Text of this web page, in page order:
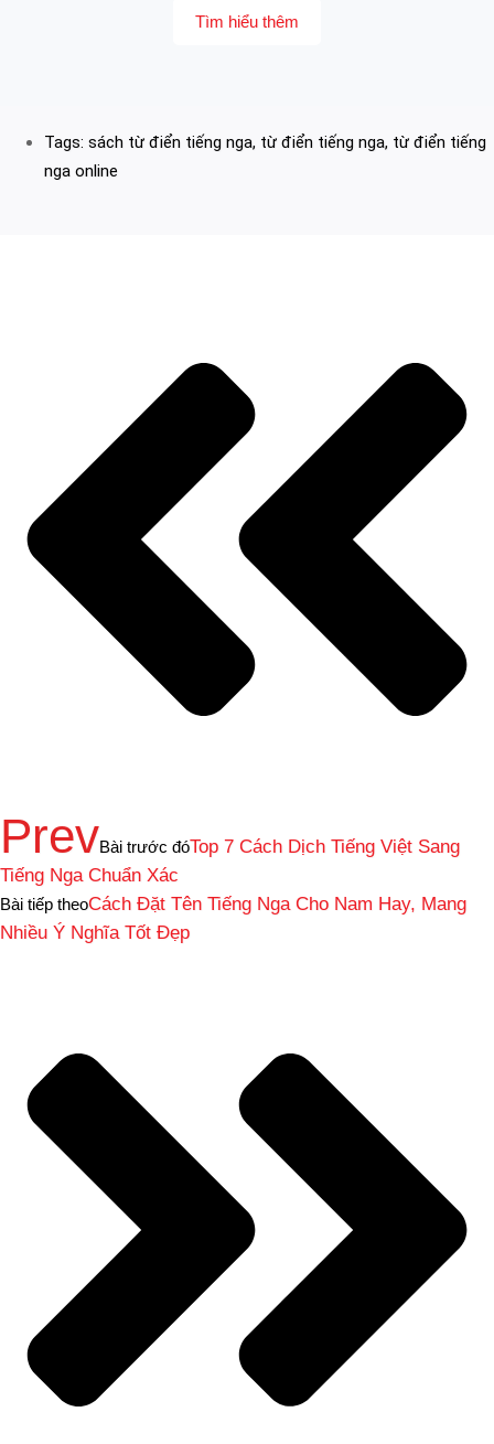
Tìm hiểu thêm
Tags: sách từ điển tiếng nga, từ điển tiếng nga, từ điển tiếng
nga online
PrevBài trước đóTop 7 Cách Dịch Tiếng Việt Sang
Tiếng Nga Chuẩn Xác
Bài tiếp theoCách Đặt Tên Tiếng Nga Cho Nam Hay, Mang
Nhiều Ý Nghĩa Tốt Đẹp